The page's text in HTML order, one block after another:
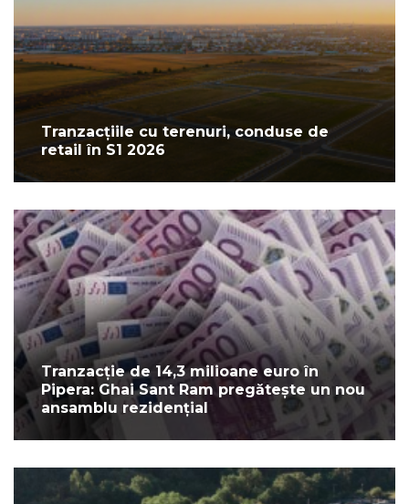
Tranzacțiile cu terenuri, conduse de
retail în S1 2026
Tranzacție de 14,3 milioane euro în
Pipera: Ghai Sant Ram pregătește un nou
ansamblu rezidențial